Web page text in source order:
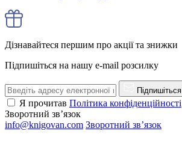
Дізнавайтеся першим про акції та знижки
Підпишіться на нашу e-mail розсилку
Підпишіться
Я прочитав Політика конфіденційності
Зворотний зв’язок
info@knigovan.com Зворотний зв’язок